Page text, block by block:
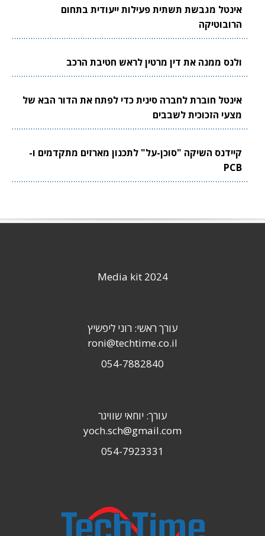
אינטל מגבשת תשתית פעילות ייעודית בתחום
הרובוטיקה
ולנס ממנה את דין מרטין לראש חטיבת הרכב
אינטל חוברת לחברה סינית כדי לפתח את הדור הבא של
מצעי הזכוכית לשבבים
קיידנס השיקה "סוכן-על" לתכנון מארזים מתקדמים ו-
PCB
Media kit 2024
עורך ראשי: רוני ליפשיץ
roni@techtime.co.il
054-7882840
עורך: יוחאי שוויגר
yoch.sch@gmail.com
054-7923331